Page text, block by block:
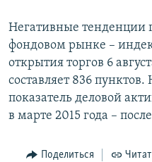
Негативные тенденции
фондовом рынке –
открытия торгов 6
составляет 836
показатель деловой
в марте 2015 года –
Поделиться